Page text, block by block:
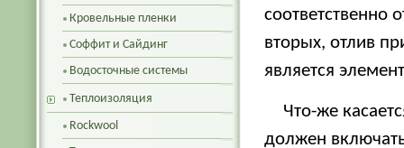
соответственно
вторых, отлив
является
Что-же
должен
Кровельные пленки
Соффит и Сайдинг
Водосточные системы
Теплоизоляция
Rockwool